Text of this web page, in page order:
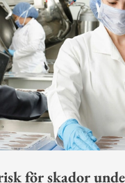
för skador